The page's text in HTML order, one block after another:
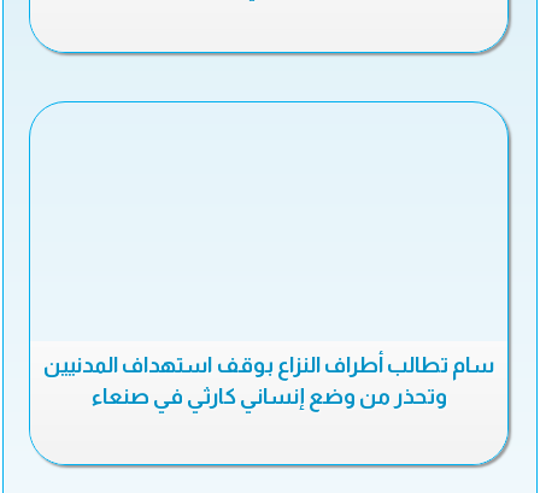
سام تطالب أطراف النزاع بوقف استهداف المدنيين
وتحذر من وضع إنساني كارثي في صنعاء